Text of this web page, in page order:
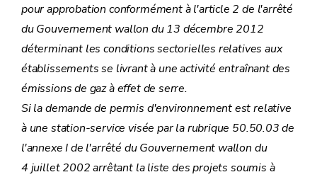
pour approbation conformément àl'article 2 de l'arrêté
du Gouvernement wallon du 13 décembre 2012
déterminant les conditions sectorielles relatives aux
établissements se livrant à une activité entraînant des
émissions de gaz à effet de serre.
Si la demande de permis d'environnement est relative
à une station-service visée par la rubrique 50.50.03 de
l'annexe Ide l'arrêté du Gouvernement wallon du
4 juillet 2002 arrêtant la liste des projets soumis à